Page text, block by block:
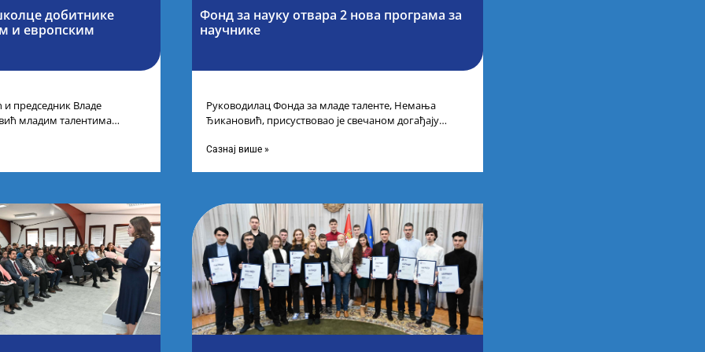
добитнике
и европским
председник Владе
младим талентима
Фонд за науку отвара 2 нова програма за
научнике
Руководилац Фонда за младе таленте, Немања
Ђикановић, присуствовао је свечаном догађају
на
Сазнај више »